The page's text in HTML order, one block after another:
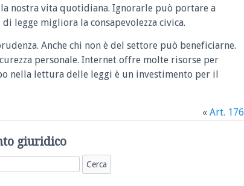
nostra vita quotidiana. Ignorarle può portare a
legge migliora la consapevolezza civica.
Anche chi non è del settore può beneficiarne.
personale. Internet offre molte risorse per
nella lettura delle leggi è un investimento per il
« Art. 176
giuridico